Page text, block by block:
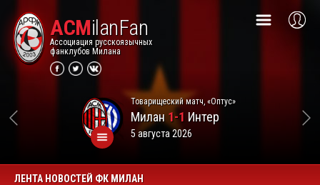
ACMilanFan
Ассоциация русскоязычных
фанклубов Милана
Товарищеский матч, «Оптус»
Милан1-1 Интер
5 августа 2026
ЛЕНТА НОВОСТЕЙ ФК МИЛАН